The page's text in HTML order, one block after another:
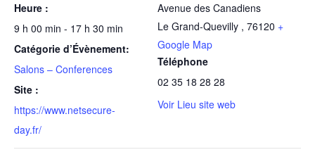
Heure :
9 h 00 min - 17 h 30 min
Catégorie d’Évènement:
Salons – Conferences
Site :
https://www.netsecure-
day.fr/
Avenue des Canadiens
Le Grand-Quevilly , 76120 +
Google Map
Téléphone
02 35 18 28 28
Voir Lieu site web